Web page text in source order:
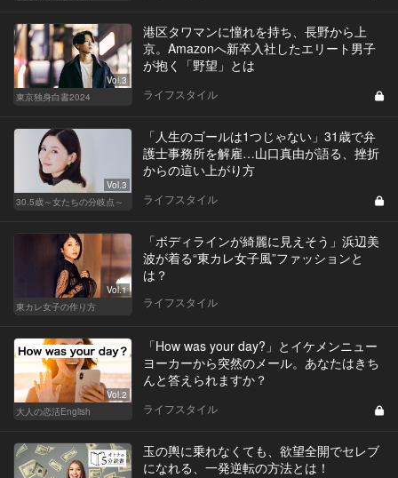
Vol.3
東京独身白書2024
港区タワマンに憧れを持ち、長野から上
京。Amazonへ新卒入社したエリート男子
が抱く「野望」とは
ライフスタイル
Vol.3
30.5歳～女たちの分岐点～
「人生のゴールは1つじゃない」31歳で弁
護士事務所を解雇…山口真由が語る、挫折
からの這い上がり方
ライフスタイル
Vol.1
東カレ女子の作り方
「ボディラインが綺麗に見えそう」浜辺美
波が着る“東カレ女子風”ファッションと
は？
ライフスタイル
Vol.2
大人の恋活English
「How was your day?」とイケメンニュー
ヨーカーから突然のメール。あなたはきち
んと答えられますか？
ライフスタイル
玉の輿に乗れなくても、欲望全開でセレブ
になれる、一発逆転の方法とは！